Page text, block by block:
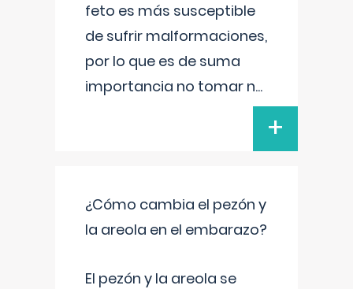
feto es más susceptible
de sufrir malformaciones,
por lo que es de suma
importancia no tomar n...
+
¿Cómo cambia el pezón y
la areola en el embarazo?
El pezón y la areola se